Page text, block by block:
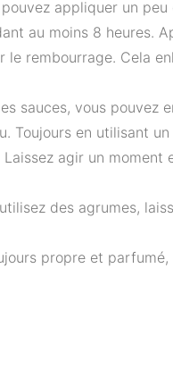
pouvez appliquer un
au moins 8 heures.
rembourrage. Cela
sauces, vous pouvez
Toujours en utilisant
agir un
des agrumes,
propre et